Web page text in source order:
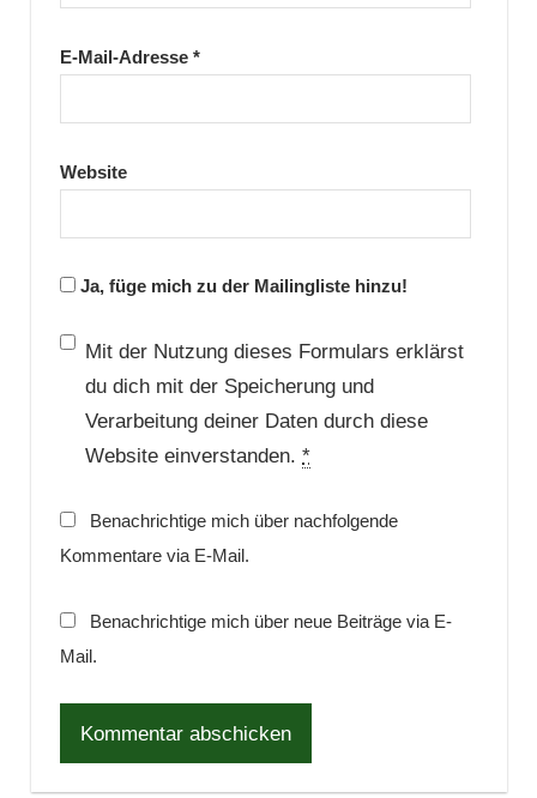
E-Mail-Adresse *
Website
Ja, füge mich zu der Mailingliste hinzu!
Mit der Nutzung dieses Formulars erklärst
du dich mit der Speicherung und
Verarbeitung deiner Daten durch diese
Website einverstanden. *
Benachrichtige mich über nachfolgende
Kommentare via E-Mail.
Benachrichtige mich über neue Beiträge via E-
Mail.